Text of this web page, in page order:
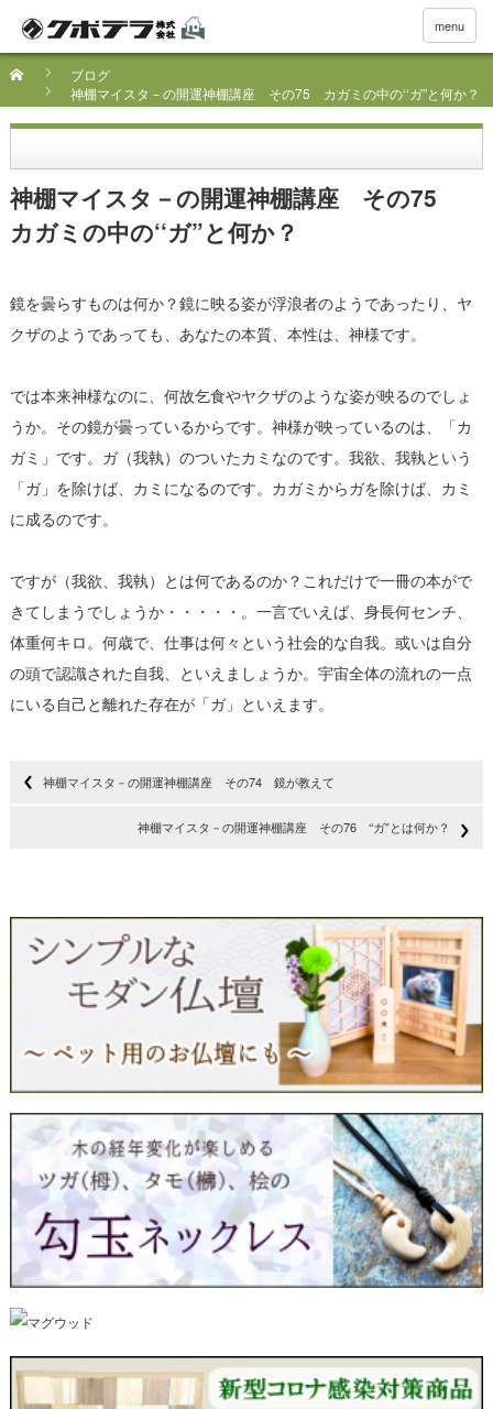
menu
ブログ
神棚マイスタ－の開運神棚講座 その75 カガミの中の‘‘ガ”と何か？
神棚マイスタ－の開運神棚講座 その75
カガミの中の‘‘ガ”と何か？
鏡を曇らすものは何か？鏡に映る姿が浮浪者のようであったり、ヤ
クザのようであっても、あなたの本質、本性は、神様です。
では本来神様なのに、何故乞食やヤクザのような姿が映るのでしょ
うか。その鏡が曇っているからです。神様が映っているのは、「カ
ガミ」です。ガ（我執）のついたカミなのです。我欲、我執という
「ガ」を除けば、カミになるのです。カガミからガを除けば、カミ
に成るのです。
ですが（我欲、我執）とは何であるのか？これだけで一冊の本がで
きてしまうでしょうか・・・・・。一言でいえば、身長何センチ、
体重何キロ。何歳で、仕事は何々という社会的な自我。或いは自分
の頭で認識された自我、といえましょうか。宇宙全体の流れの一点
にいる自己と離れた存在が「ガ」といえます。
神棚マイスタ－の開運神棚講座 その74 鏡が教えて
神棚マイスタ－の開運神棚講座 その76 ‘‘ガ”とは何か？